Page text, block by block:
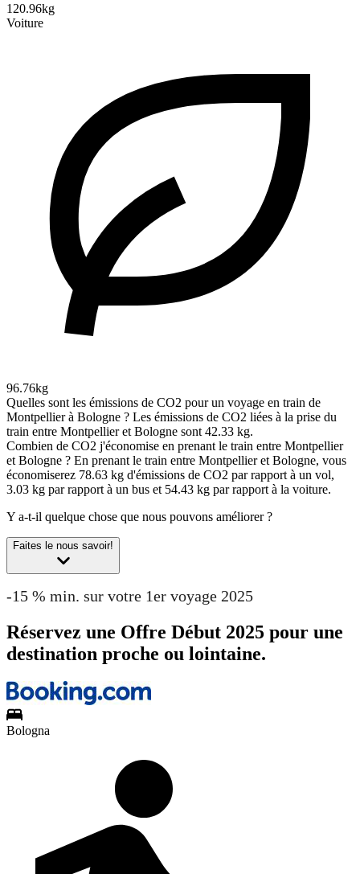
120.96kg
Voiture
96.76kg
Quelles sont les émissions de CO2 pour un voyage en train de
Montpellier à Bologne ? Les émissions de CO2 liées à la prise du
train entre Montpellier et Bologne sont 42.33 kg.
Combien de CO2 j'économise en prenant le train entre Montpellier
et Bologne ? En prenant le train entre Montpellier et Bologne, vous
économiserez 78.63 kg d'émissions de CO2 par rapport à un vol,
3.03 kg par rapport à un bus et 54.43 kg par rapport à la voiture.
Y a-t-il quelque chose que nous pouvons améliorer ?
Faites le nous savoir!
-15 % min. sur votre 1er voyage 2025
Réservez une Offre Début 2025 pour une
destination proche ou lointaine.
Bologna